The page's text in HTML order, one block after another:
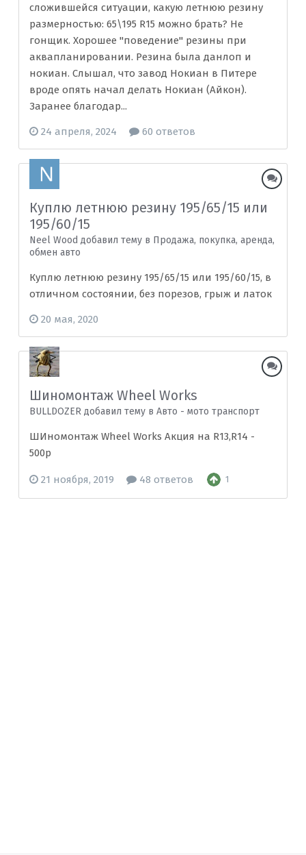
сложившейся ситуации, какую летнюю резину
размерностью: 65\195 R15 можно брать? Не
гонщик. Хорошее "поведение" резины при
аквапланировании. Резина была данлоп и
нокиан. Слышал, что завод Нокиан в Питере
вроде опять начал делать Нокиан (Айкон).
Заранее благодар...
24 апреля, 2024 60 ответов
Куплю летнюю резину 195/65/15 или
195/60/15
Neel Wood добавил тему в Продажа, покупка, аренда,
обмен авто
Куплю летнюю резину 195/65/15 или 195/60/15, в
отличном состоянии, без порезов, грыж и латок
20 мая, 2020
Шиномонтаж Wheel Works
BULLDOZER добавил тему в Авто - мото транспорт
ШИномонтаж Wheel Works Акция на R13,R14 -
500р
21 ноября, 2019 48 ответов 1